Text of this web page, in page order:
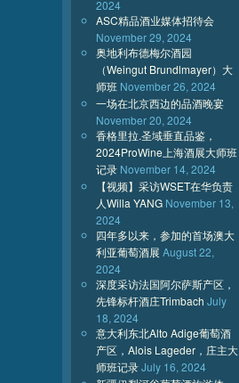
2024
ASC精品酒业媒体招待会
November 29, 2024
奥地利布德梅尔酒园
（Weingut Brundlmayer）大
师班 November 26, 2024
一场在北京西边的品酒晚宴
November 20, 2024
香格里拉.圣域垂直品鉴，
2024ProWine上海酒展大师班
记录 November 14, 2024
【视频】采访WSET在华负责
人Willa YANG November 13,
2024
四年多以来，参加的首场澳大
利亚葡萄酒展 August 22,
2024
深度采访法国阿尔萨斯产区，
先锋标杆酒庄Trimbach July
18, 2024
意大利东北Alto Adige葡萄酒
产区，Alois Lageder，庄主大
师班记录July 16, 2024